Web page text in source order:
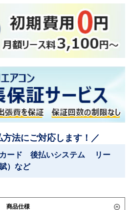
方法にご対応します！／
ード 後払いシステム リー
）など
商品仕様